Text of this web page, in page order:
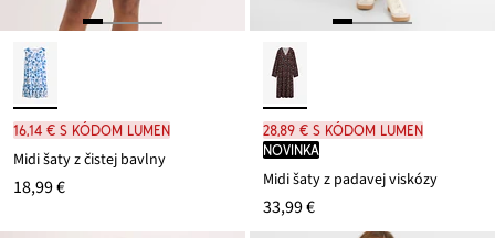
16,14 € s kódom LUMEN
Midi šaty z čistej bavlny
18,99 €
28,89 € s kódom LUMEN
novinka
Midi šaty z padavej viskózy
33,99 €